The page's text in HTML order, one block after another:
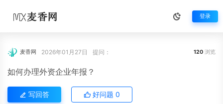
登录
麦香网 2026年01月27日 提问： 120 浏览
如何办理外资企业年报？
写回答 好问题 0